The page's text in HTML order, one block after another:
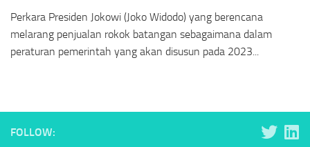
Perkara Presiden Jokowi (Joko Widodo) yang berencana
melarang penjualan rokok batangan sebagaimana dalam
peraturan pemerintah yang akan disusun pada 2023...
FOLLOW: